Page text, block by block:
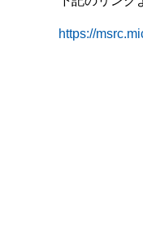
https://